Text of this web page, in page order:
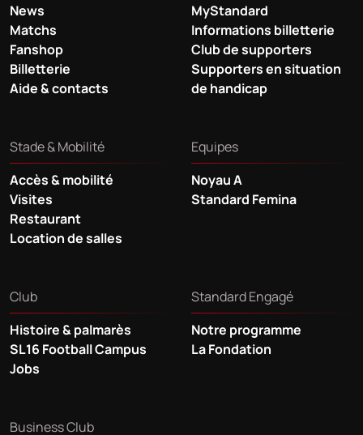
News
Matchs
Fanshop
Billetterie
Aide & contacts
MyStandard
Informations billetterie
Club de supporters
Supporters en situation
de handicap
Stade & Mobilité
Accès & mobilité
Visites
Restaurant
Location de salles
Equipes
Noyau A
Standard Femina
Club
Histoire & palmarès
SL16 Football Campus
Jobs
Standard Engagé
Notre programme
La Fondation
Business Club